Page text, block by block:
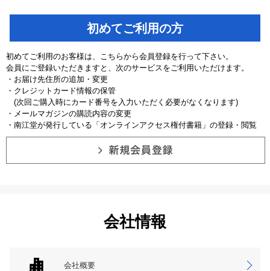
初めてご利用の方
初めてご利用のお客様は、こちらから会員登録を行って下さい。
会員にご登録いただきますと、次のサービスをご利用いただけます。
・お届け先住所の追加・変更
・クレジットカード情報の保管
(次回ご購入時にカード番号を入力いただく必要がなくなります)
・メールマガジンの購読内容の変更
・南江堂が発行している「オンラインアクセス権付書籍」の登録・閲覧
会社情報
会社概要